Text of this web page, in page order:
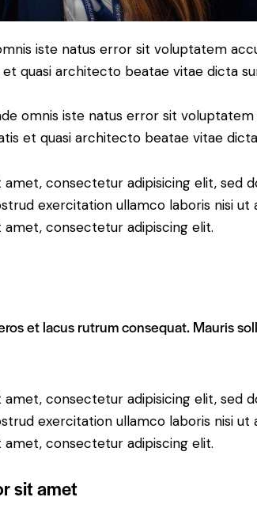
iste natus error sit voluptatem
quasi architecto beatae vitae dicta
omnis iste natus error sit
et quasi architecto beatae vitae
consectetur adipisicing elit, sed
exercitation ullamco laboris nisi
consectetur adipiscing elit.
et lacus rutrum consequat. Mauris
consectetur adipisicing elit, sed
exercitation ullamco laboris nisi
consectetur adipiscing elit.
sit amet